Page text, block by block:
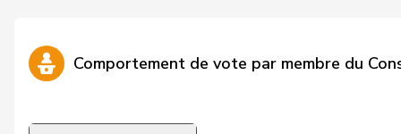
Comportement de vote par membre du